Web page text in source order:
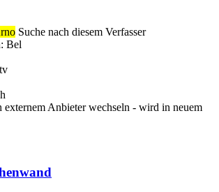
Suche nach diesem Verfasser
Bel
Anbieter wechseln - wird in neuem